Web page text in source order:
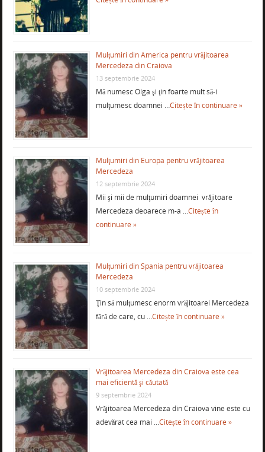
Mulţumiri din America pentru vrăjitoarea
Mercedeza din Craiova
13 septembrie 2024
Mă numesc Olga şi ţin foarte mult să-i
mulţumesc doamnei …Citește în continuare »
Mulţumiri din Europa pentru vrăjitoarea
Mercedeza
12 septembrie 2024
Mii şi mii de mulţumiri doamnei vrăjitoare
Mercedeza deoarece m-a …Citește în
continuare »
Mulţumiri din Spania pentru vrăjitoarea
Mercedeza
10 septembrie 2024
Ţin să mulţumesc enorm vrăjitoarei Mercedeza
fără de care, cu …Citește în continuare »
Vrăjitoarea Mercedeza din Craiova este cea
mai eficientă şi căutată
9 septembrie 2024
Vrăjitoarea Mercedeza din Craiova vine este cu
adevărat cea mai …Citește în continuare »